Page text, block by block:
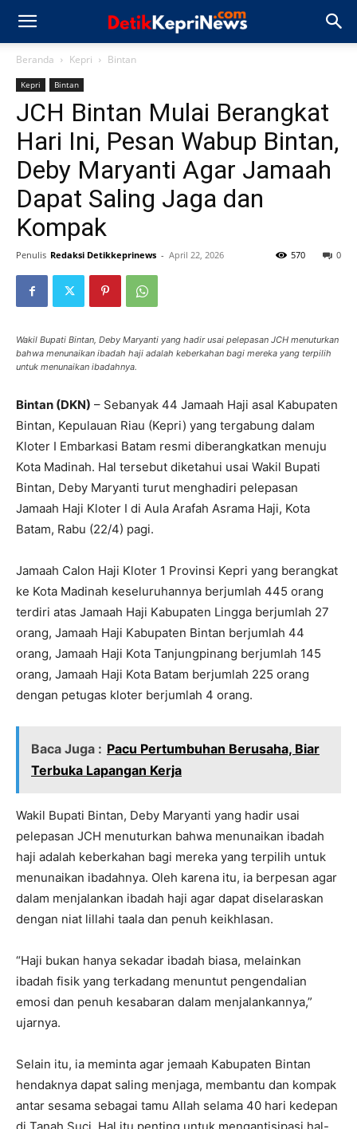
Beranda Kepri Bintan
Kepri Bintan
JCH Bintan Mulai Berangkat
Hari Ini, Pesan Wabup Bintan,
Deby Maryanti Agar Jamaah
Dapat Saling Jaga dan
Kompak
Penulis Redaksi Detikkeprinews - April 22, 2026 0
570
Wakil Bupati Bintan, Deby Maryanti yang hadir usai pelepasan JCH menuturkan
bahwa menunaikan ibadah haji adalah keberkahan bagi mereka yang terpilih
untuk menunaikan ibadahnya.
Bintan (DKN) – Sebanyak 44 Jamaah Haji asal Kabupaten
Bintan, Kepulauan Riau (Kepri) yang tergabung dalam
Kloter I Embarkasi Batam resmi diberangkatkan menuju
Kota Madinah. Hal tersebut diketahui usai Wakil Bupati
Bintan, Deby Maryanti turut menghadiri pelepasan
Jamaah Haji Kloter I di Aula Arafah Asrama Haji, Kota
Batam, Rabu (22/4) pagi.
Jamaah Calon Haji Kloter 1 Provinsi Kepri yang berangkat
ke Kota Madinah keseluruhannya berjumlah 445 orang
terdiri atas Jamaah Haji Kabupaten Lingga berjumlah 27
orang, Jamaah Haji Kabupaten Bintan berjumlah 44
orang, Jamaah Haji Kota Tanjungpinang berjumlah 145
orang, Jamaah Haji Kota Batam berjumlah 225 orang
dengan petugas kloter berjumlah 4 orang.
Baca Juga : Pacu Pertumbuhan Berusaha, Biar
Terbuka Lapangan Kerja
Wakil Bupati Bintan, Deby Maryanti yang hadir usai
pelepasan JCH menuturkan bahwa menunaikan ibadah
haji adalah keberkahan bagi mereka yang terpilih untuk
menunaikan ibadahnya. Oleh karena itu, ia berpesan agar
dalam menjalankan ibadah haji agar dapat diselaraskan
dengan niat lillahi taala dan penuh keikhlasan.
“Haji bukan hanya sekadar ibadah biasa, melainkan
ibadah fisik yang terkadang menuntut pengendalian
emosi dan penuh kesabaran dalam menjalankannya,”
ujarnya.
Selain itu, ia meminta agar jemaah Kabupaten Bintan
hendaknya dapat saling menjaga, membantu dan kompak
antar sesama sebagai tamu Allah selama 40 hari kedepan